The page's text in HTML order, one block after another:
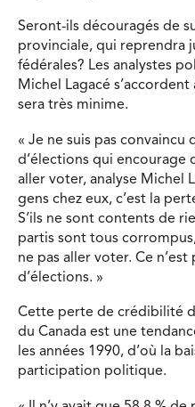
Seront-ils découragés de
provinciale, qui reprendra
fédérales? Les analystes
Michel Lagacé
sera très minime.
« Je ne suis pas convaincu
d’élections qui encourage
aller voter, analyse Michel
gens chez eux, c’est la
S’ils ne sont contents de
partis sont tous
ne pas aller voter. Ce n’est
d’élections. »
Cette perte de crédibilité
du Canada est une
les années 1990, d’où la
participation politique.